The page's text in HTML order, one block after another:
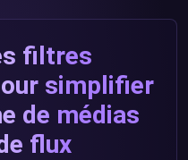
filtres
simplifier
de médias
flux